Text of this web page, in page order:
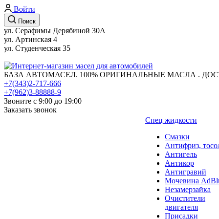
Войти
Поиск
ул. Серафимы Дерябиной 30А
ул. Артинская 4
ул. Студенческая 35
БАЗА АВТОМАСЕЛ. 100% ОРИГИНАЛЬНЫЕ МАСЛА .
+7(343)2-717-666
+7(962)3-88888-9
Звоните с 9:00 до 19:00
Заказать звонок
Спец жидкости
Смазки
Антифриз,
Антигель
Антикор
Антигравий
Мочевина
Незамерзайка
Очистители
двигателя
Присадки